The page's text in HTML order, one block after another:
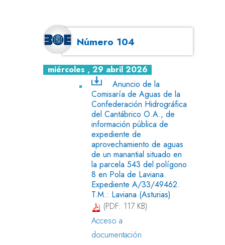
Número 104
miércoles , 29 abril 2026
Anuncio de la
Comisaría de Aguas de la
Confederación Hidrográfica
del Cantábrico O.A., de
información pública de
expediente de
aprovechamiento de aguas
de un manantial situado en
la parcela 543 del polígono
8 en Pola de Laviana.
Expediente A/33/49462.
T.M.: Laviana (Asturias)
(PDF: 117 KB)
Acceso a
documentación